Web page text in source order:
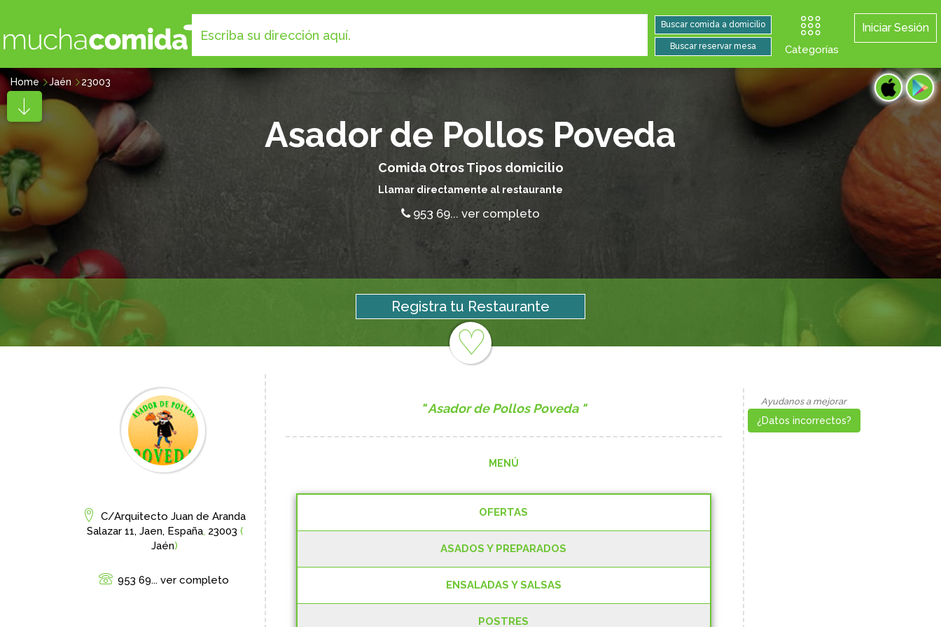
Iniciar Sesión
Categorías
Registra tu Restaurante
Home Jaén 23003
♡
Asador de Pollos Poveda
Comida Otros Tipos domicilio
Llamar directamente al restaurante
953 69... ver completo
C/Arquitecto Juan de Aranda
Salazar 11, Jaen, España, 23003 (
Jaén)
953 69... ver completo
Asador de Pollos Poveda
MENÚ
OFERTAS
Oferta 1
Ingredientes:(Solo sábados, domingos y festivos) 1 pollo asado + 1 ración
de patatas a lo pobre
10.00
Oferta 2
ASADOS Y PREPARADOS
Pollo Asado Normal
ENSALADAS Y SALSAS
Ensaladilla Rusa, 500gr
POSTRES
Ayudanos a mejorar
¿Datos incorrectos?